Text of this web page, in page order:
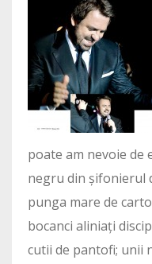
poate am nevoie de
negru din șifonierul
punga mare de
bocanci aliniați
cutii de pantofi; unii